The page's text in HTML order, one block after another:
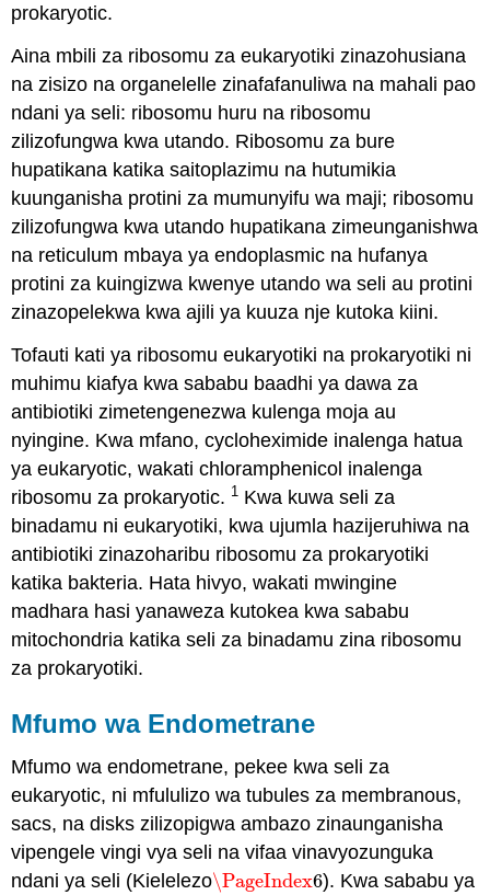
prokaryotic.
Aina mbili za ribosomu za eukaryotiki zinazohusiana
na zisizo na organelelle zinafafanuliwa na mahali pao
ndani ya seli: ribosomu huru na ribosomu
zilizofungwa kwa utando. Ribosomu za bure
hupatikana katika saitoplazimu na hutumikia
kuunganisha protini za mumunyifu wa maji; ribosomu
zilizofungwa kwa utando hupatikana zimeunganishwa
na reticulum mbaya ya endoplasmic na hufanya
protini za kuingizwa kwenye utando wa seli au protini
zinazopelekwa kwa ajili ya kuuza nje kutoka kiini.
Tofauti kati ya ribosomu eukaryotiki na prokaryotiki ni
muhimu kiafya kwa sababu baadhi ya dawa za
antibiotiki zimetengenezwa kulenga moja au
nyingine. Kwa mfano, cycloheximide inalenga hatua
ya eukaryotic, wakati chloramphenicol inalenga
ribosomu za prokaryotic. 1 Kwa kuwa seli za
binadamu ni eukaryotiki, kwa ujumla hazijeruhiwa na
antibiotiki zinazoharibu ribosomu za prokaryotiki
katika bakteria. Hata hivyo, wakati mwingine
madhara hasi yanaweza kutokea kwa sababu
mitochondria katika seli za binadamu zina ribosomu
za prokaryotiki.
Mfumo wa Endometrane
Mfumo wa endometrane, pekee kwa seli za
eukaryotic, ni mfululizo wa tubules za membranous,
sacs, na disks zilizopigwa ambazo zinaunganisha
vipengele vingi vya seli na vifaa vinavyozunguka
ndani ya seli (Kielelezo\PageIndex6
\PageIndex6). Kwa sababu ya